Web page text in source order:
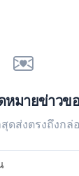
มายข่าวขอ
ดส่งตรงถึงก